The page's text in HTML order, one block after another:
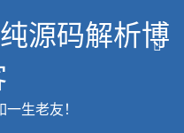
源码解析博
生老友！